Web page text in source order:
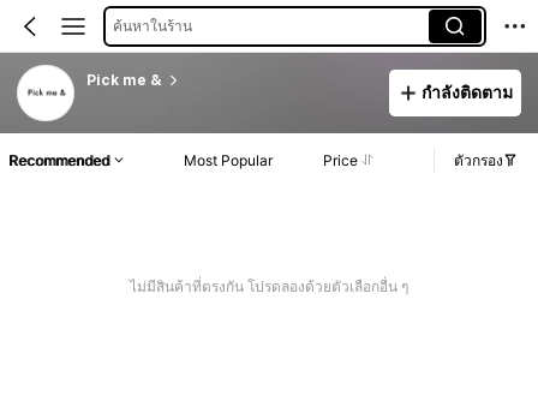
ค้นหาในร้าน
Pick me &
กำลังติดตาม
Recommended Most Popular Price ตัวกรอง
ไม่มีสินค้าที่ตรงกัน โปรดลองด้วยตัวเลือกอื่น ๆ